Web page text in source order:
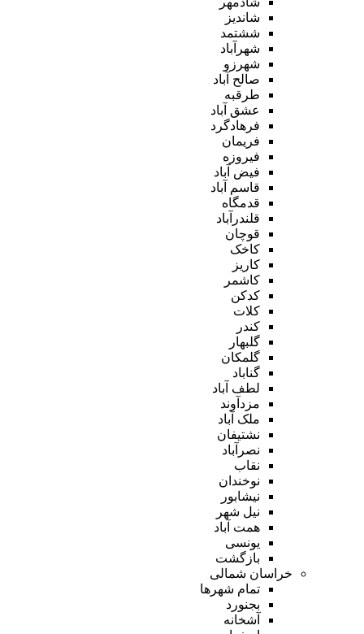
شاندیز
ششتمد
شهرآباد
شهرزو
صالح آباد
طرقبه
عشق آباد
فرهادگرد
فریمان
فیروزه
فیض آباد
قاسم آباد
قدمگاه
قلندرآباد
قوچان
کاخک
کاریز
کاشمر
کدکن
کلات
کندر
گلبهار
گلمکان
گناباد
لطف آباد
مزدآوند
ملک آباد
نشتیفان
نصرآباد
نقاب
نوخندان
نیشابور
نیل شهر
همت آباد
یونسی
بازگشت
خراسان شمالی
تمام شهر‌ها
بجنورد
آشخانه